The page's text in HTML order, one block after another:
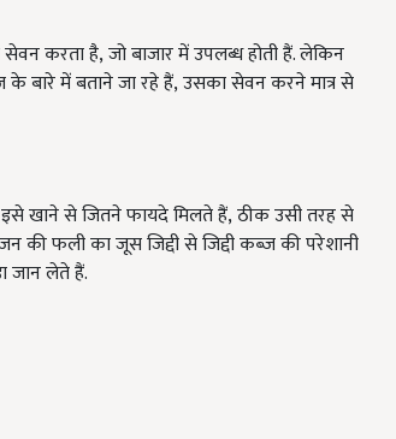
करता है, जो बाजार में उपलब्ध होती हैं. लेकिन
बारे में बताने जा रहे हैं, उसका सेवन करने मात्र से
खाने से जितने फायदे मिलते हैं, ठीक उसी तरह से
की फली का जूस जिद्दी से जिद्दी कब्ज की परेशानी
जान लेते हैं.